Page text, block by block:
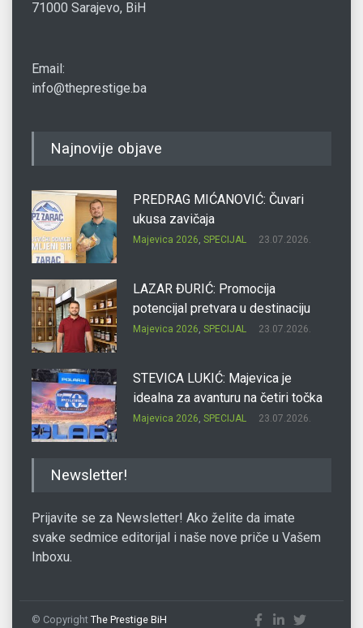
71000 Sarajevo, BiH
Email:
info@theprestige.ba
Najnovije objave
PREDRAG MIĆANOVIĆ: Čuvari
ukusa zavičaja
Majevica 2026, SPECIJAL 23.07.2026.
LAZAR ĐURIĆ: Promocija
potencijal pretvara u destinaciju
Majevica 2026, SPECIJAL 23.07.2026.
STEVICA LUKIĆ: Majevica je
idealna za avanturu na četiri točka
Majevica 2026, SPECIJAL 23.07.2026.
Newsletter!
Prijavite se za Newsletter! Ako želite da imate
svake sedmice editorijal i naše nove priče u Vašem
Inboxu.
© Copyright The Prestige BiH